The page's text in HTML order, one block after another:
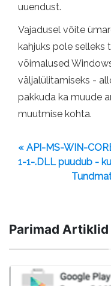
uuendust.
Vajadusel võite
kahjuks pole selleks
võimalused
väljalülitamiseks -
pakkuda ka muude
muutmise kohta.
« API-MS-WIN-
1-1-.DLL puudub -
Parimad Artiklid